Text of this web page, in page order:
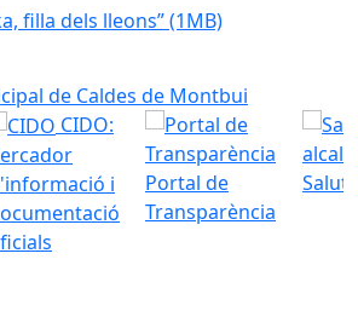
filla dels lleons”(1MB)
de Caldes de Montbui
CIDO:
i
Portal de
Transparència